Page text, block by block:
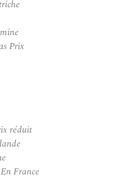
Prix
réduit
France